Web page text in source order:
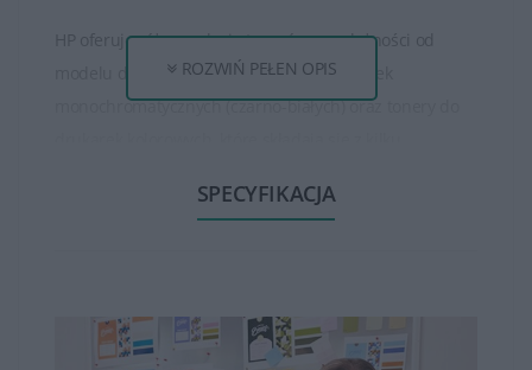
HP oferuje różne rodzaje tonerów, w zależności od
modelu drukarki. Istnieją tonery do drukarek
monochromatycznych (czarno-białych) oraz tonery do
Tonery HP są dostępne w różnych pojemnościach, od
standardowe, co jest korzystne dla osób, które drukują
dużo dokumentów.
ROZWIŃ PEŁEN OPIS
SPECYFIKACJA